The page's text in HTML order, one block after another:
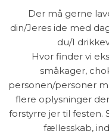
Der må gerne
din/Jeres ide med
du/I
Hvor finder vi
småkager,
personen/personer
flere oplysninger
forstyrre jer til festen.
fællesskab,